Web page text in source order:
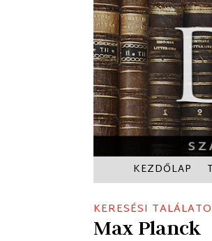
KEZDŐLAP
KERESÉSI
Max Planck